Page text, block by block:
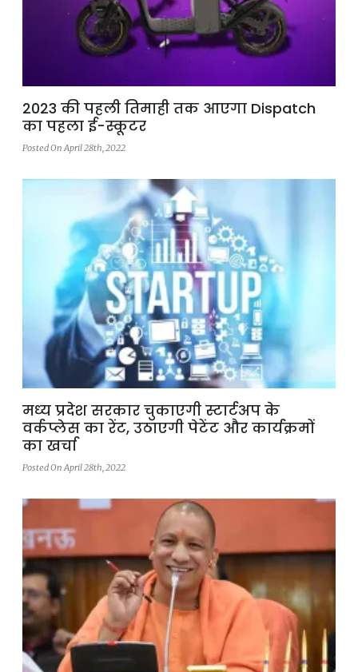
2023 की पहली तिमाही तक आएगा Dispatch
का पहला ई-स्कूटर
Posted On April 28th, 2022
मध्‍य प्रदेश सरकार चुकाएगी स्टार्टअप के
वर्कप्लेस का रेंट, उठाएगी पेटेंट और कार्यक्रमों
का खर्चा
Posted On April 28th, 2022